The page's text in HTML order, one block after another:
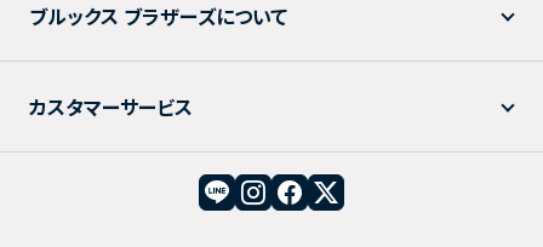
ブルックス ブラザーズについて
カスタマーサービス